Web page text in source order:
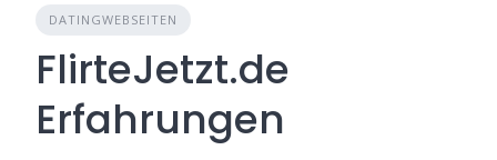
DATINGWEBSEITEN
FlirteJetzt.de
Erfahrungen